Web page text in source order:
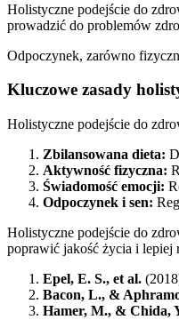
Holistyczne podejście do
prowadzić do problemów
Odpoczynek, zarówno
Kluczowe zasady
Holistyczne podejście do
Zbilansowana dieta:
Aktywność fizyczna:
Świadomość emocji:
Odpoczynek i sen:
Holistyczne podejście do
poprawić jakość życia i lepiej
Epel, E. S., et al.
Bacon, L., &
Hamer, M., & Chida,